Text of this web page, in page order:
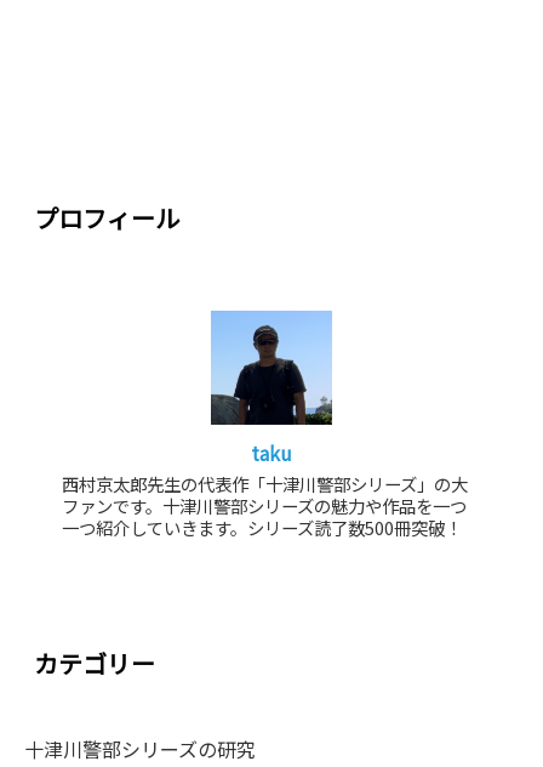
プロフィール
taku
西村京太郎先生の代表作「十津川警部シリーズ」の大
ファンです。十津川警部シリーズの魅力や作品を一つ
一つ紹介していきます。シリーズ読了数500冊突破！
カテゴリー
十津川警部シリーズの研究